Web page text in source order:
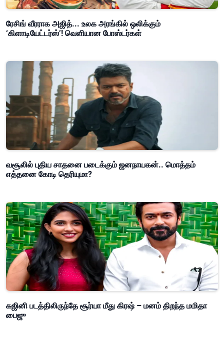
ரேசிங் வீரராக அஜித்... உலக அரங்கில் ஒலிக்கும்
‘கிளாடியேட்டர்ஸ்’! வெளியான போஸ்டர்கள்
வசூலில் புதிய சாதனை படைக்கும் ஜனநாயகன்.. மொத்தம்
எத்தனை கோடி தெரியுமா?
கஜினி படத்திலிருந்தே சூர்யா மீது கிரஷ் – மனம் திறந்த மமிதா
பைஜு